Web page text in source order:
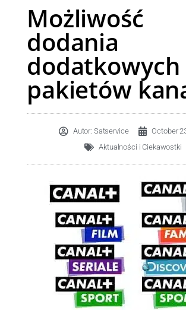
Możliwość
dodania
dodatkowych
pakietów
Autor: Satservice
October
Aktualności i Ciekawostki